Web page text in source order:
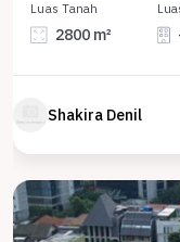
Luas Tanah
2800 m²
Shakira Denil